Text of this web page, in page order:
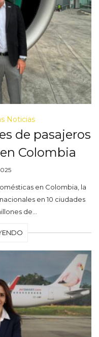
Noticias
de pasajeros
Colombia
en Colombia, la
en 10 ciudades
de…